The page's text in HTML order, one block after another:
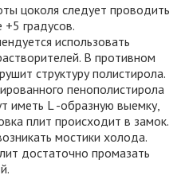
цоколя следует проводить
градусов.
использовать
В противном
структуру полистирола.
пенополистирола
иметь L -образную выемку,
плит происходит в замок.
мостики холода.
достаточно промазать